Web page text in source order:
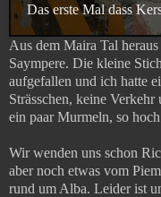
Das erste Mal dass
Aus dem Maira Tal
Saympere. Die kleine
aufgefallen und ich hatte
Strässchen, keine
ein paar Murmeln, so
Wir wenden uns schon
aber noch etwas vom
rund um Alba. Leider ist